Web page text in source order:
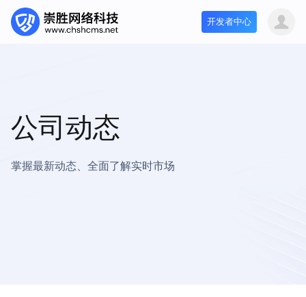
开发者中心
公司动态
掌握最新动态、全面了解实时市场